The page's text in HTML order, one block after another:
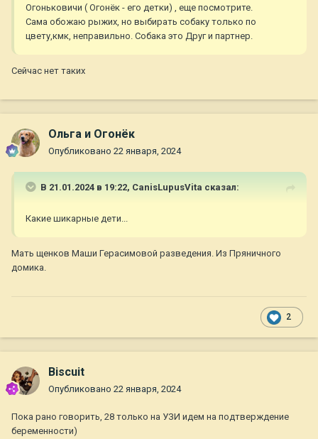
Огоньковичи ( Огонёк - его детки) , еще посмотрите.
Сама обожаю рыжих, но выбирать собаку только по
цвету,кмк, неправильно. Собака это Друг и партнер.
Сейчас нет таких
Ольга и Огонёк
Опубликовано 22 января, 2024
В 21.01.2024 в 19:22, CanisLupusVita сказал:
Какие шикарные дети...
Мать щенков Маши Герасимовой разведения. Из Пряничного
домика.
2
Biscuit
Опубликовано 22 января, 2024
Пока рано говорить, 28 только на УЗИ идем на подтверждение
беременности)